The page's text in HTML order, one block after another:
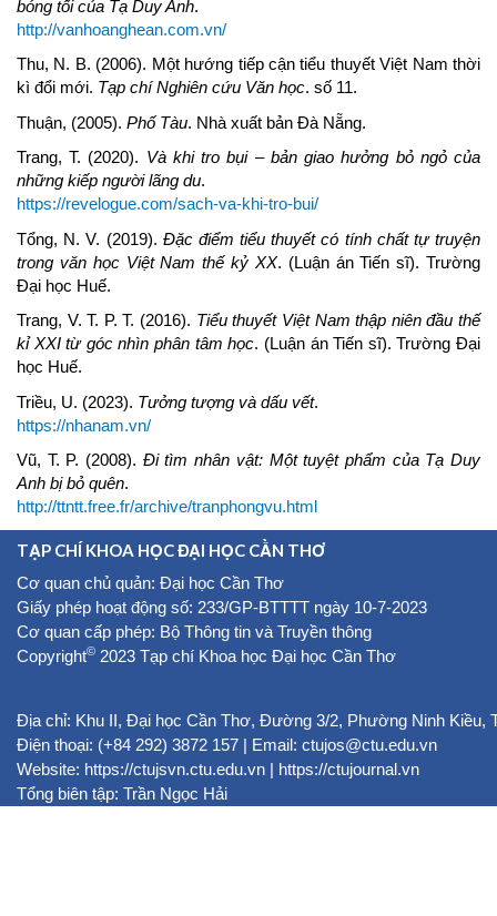
bóng tối của Tạ Duy Anh.
http://vanhoanghean.com.vn/
Thu, N. B. (2006). Một hướng tiếp cận tiểu thuyết Việt Nam thời
kì đổi mới. Tạp chí Nghiên cứu Văn học. số 11.
Thuận, (2005). Phố Tàu. Nhà xuất bản Đà Nẵng.
Trang, T. (2020). Và khi tro bụi – bản giao hưởng bỏ ngỏ của
những kiếp người lãng du.
https://revelogue.com/sach-va-khi-tro-bui/
Tổng, N. V. (2019). Đặc điểm tiểu thuyết có tính chất tự truyện
trong văn học Việt Nam thế kỷ XX. (Luận án Tiến sĩ). Trường
Đại học Huế.
Trang, V. T. P. T. (2016). Tiểu thuyết Việt Nam thập niên đầu thế
kỉ XXI từ góc nhìn phân tâm học. (Luận án Tiến sĩ). Trường Đại
học Huế.
Triều, U. (2023). Tưởng tượng và dấu vết.
https://nhanam.vn/
Vũ, T. P. (2008). Đi tìm nhân vật: Một tuyệt phẩm của Tạ Duy
Anh bị bỏ quên.
http://ttntt.free.fr/archive/tranphongvu.html
TẠP CHÍ KHOA HỌC ĐẠI HỌC CẦN THƠ
Cơ quan chủ quản: Đại học Cần Thơ
Giấy phép hoạt động số: 233/GP-BTTTT ngày 10-7-2023
Cơ quan cấp phép: Bộ Thông tin và Truyền thông
Copyright© 2023 Tạp chí Khoa học Đại học Cần Thơ
Địa chỉ: Khu II, Đại học Cần Thơ, Đường 3/2, Phường Ninh Kiều,
Điện thoại: (+84 292) 3872 157 | Email: ctujos@ctu.edu.vn
Website: https://ctujsvn.ctu.edu.vn | https://ctujournal.vn
Tổng biên tập: Trần Ngọc Hải